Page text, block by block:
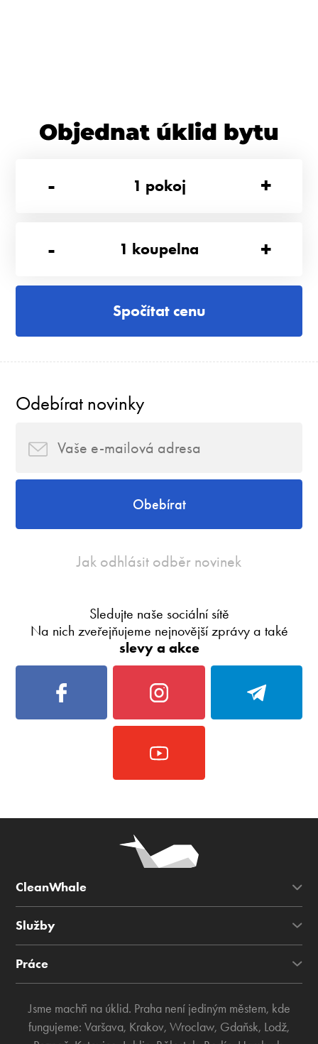
Objednat úklid bytu
-
1 pokoj +
- 1 koupelna +
Spočítat cenu
Odebírat novinky
Obebírat
Jak odhlásit odběr novinek
Sledujte naše sociální sítě
Na nich zveřejňujeme nejnovější zprávy a také
slevy a akce
CleanWhale
Služby
Práce
Jsme machři na úklid. Praha není jediným městem, kde
fungujeme: Varšava, Krakov, Wroclaw, Gdaňsk, Lodž,